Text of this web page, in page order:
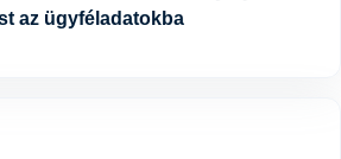
az ügyféladatokba